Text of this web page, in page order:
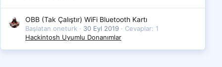
OBB (Tak Çalıştır) WiFi Bluetooth Kartı
Başlatan oneturk 30 Eyl 2019
Cevaplar: 1
Hackintosh Uyumlu Donanımlar